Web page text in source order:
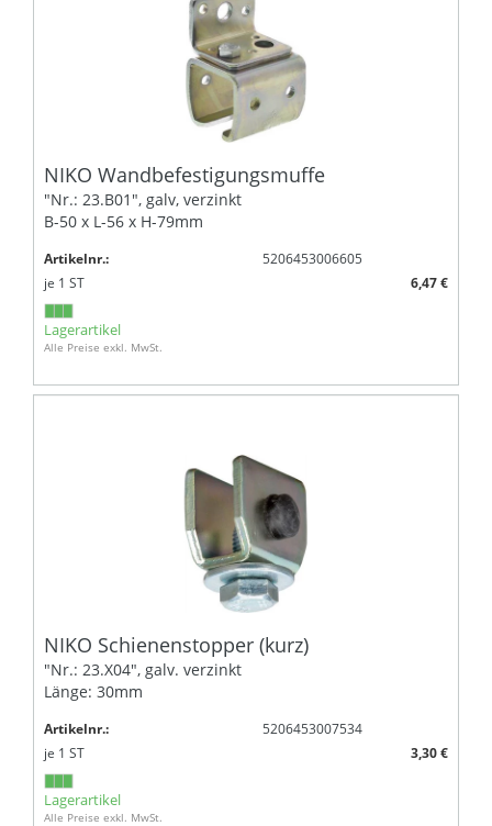
NIKO Wandbefestigungsmuffe
"Nr.: 23.B01", galv, verzinkt
B-50 x L-56 x H-79mm
Artikelnr.:
5206453006605
je 1 ST 6,47 €
Lagerartikel
Alle Preise exkl. MwSt.
NIKO Schienenstopper (kurz)
"Nr.: 23.X04", galv. verzinkt
Länge: 30mm
Artikelnr.:
5206453007534
je 1 ST 3,30 €
Lagerartikel
Alle Preise exkl. MwSt.